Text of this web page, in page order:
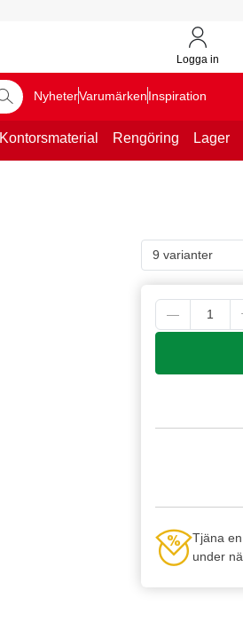
Logga in
NyheterVarumärkenInspiration
Kontorsmaterial Rengöring Lager
9 varianter
Tjäna
under